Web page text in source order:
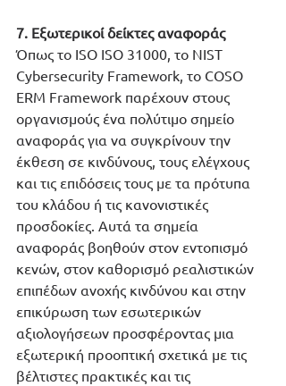
7. Εξωτερικοί δείκτες αναφοράς
Όπως το ISO ISO 31000, το NIST
Cybersecurity Framework, το COSO
ERM Framework παρέχουν στους
οργανισμούς ένα πολύτιμο σημείο
αναφοράς για να συγκρίνουν την
έκθεση σε κινδύνους, τους ελέγχους
και τις επιδόσεις τους με τα πρότυπα
του κλάδου ή τις κανονιστικές
προσδοκίες. Αυτά τα σημεία
αναφοράς βοηθούν στον εντοπισμό
κενών, στον καθορισμό ρεαλιστικών
επιπέδων ανοχής κινδύνου και στην
επικύρωση των εσωτερικών
αξιολογήσεων προσφέροντας μια
εξωτερική προοπτική σχετικά με τις
βέλτιστες πρακτικές και τις